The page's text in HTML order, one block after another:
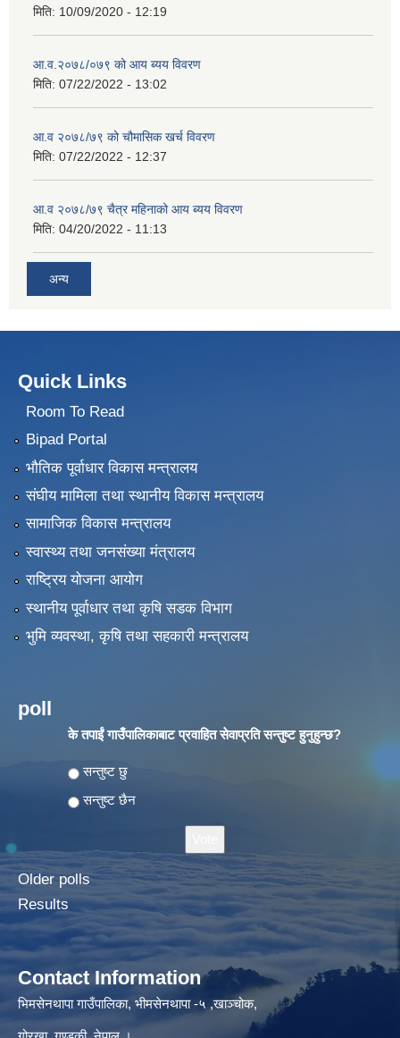
मिति: 10/09/2020 - 12:19
आ.व.२०७८/०७९ को आय ब्यय विवरण
मिति: 07/22/2022 - 13:02
आ.व २०७८/७९ को चौमासिक खर्च विवरण
मिति: 07/22/2022 - 12:37
आ.व २०७८/७९ चैत्र महिनाको आय ब्यय विवरण
मिति: 04/20/2022 - 11:13
अन्य
Quick Links
Room To Read
Bipad Portal
भौतिक पूर्वाधार विकास मन्त्रालय
संघीय मामिला तथा स्थानीय विकास मन्त्रालय
सामाजिक विकास मन्त्रालय
स्वास्थ्य तथा जनसंख्या मंत्रालय
राष्ट्रिय योजना आयोग
स्थानीय पूर्वाधार तथा कृषि सडक विभाग
भुमि व्यवस्था, कृषि तथा सहकारी मन्त्रालय
poll
के तपाईं गाउँपालिकाबाट प्रवाहित सेवाप्रति सन्तुष्ट हुनुहुन्छ?
Choices
सन्तुष्ट छु
सन्तुष्ट छैन
Older polls
Results
Contact Information
भिमसेनथापा गाउँपालिका, भीमसेनथापा -५ ,खाञ्चोक,